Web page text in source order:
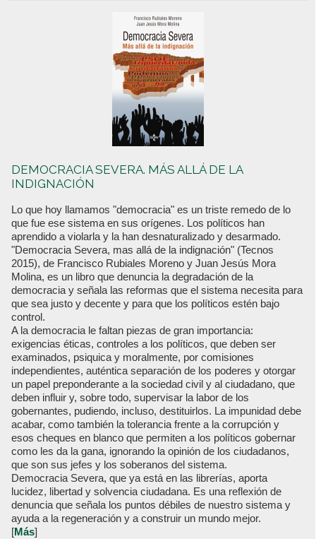
DEMOCRACIA SEVERA. MÁS ALLÁ DE LA
INDIGNACIÓN
Lo que hoy llamamos "democracia" es un triste remedo de lo
que fue ese sistema en sus orígenes. Los políticos han
aprendido a violarla y la han desnaturalizado y desarmado.
"Democracia Severa, mas allá de la indignación" (Tecnos
2015), de Francisco Rubiales Moreno y Juan Jesús Mora
Molina, es un libro que denuncia la degradación de la
democracia y señala las reformas que el sistema necesita para
que sea justo y decente y para que los políticos estén bajo
control.
A la democracia le faltan piezas de gran importancia:
exigencias éticas, controles a los políticos, que deben ser
examinados, psiquica y moralmente, por comisiones
independientes, auténtica separación de los poderes y otorgar
un papel preponderante a la sociedad civil y al ciudadano, que
deben influir y, sobre todo, supervisar la labor de los
gobernantes, pudiendo, incluso, destituirlos. La impunidad debe
acabar, como también la tolerancia frente a la corrupción y
esos cheques en blanco que permiten a los políticos gobernar
como les da la gana, ignorando la opinión de los ciudadanos,
que son sus jefes y los soberanos del sistema.
Democracia Severa, que ya está en las librerías, aporta
lucidez, libertad y solvencia ciudadana. Es una reflexión de
denuncia que señala los puntos débiles de nuestro sistema y
ayuda a la regeneración y a construir un mundo mejor.
[Más]